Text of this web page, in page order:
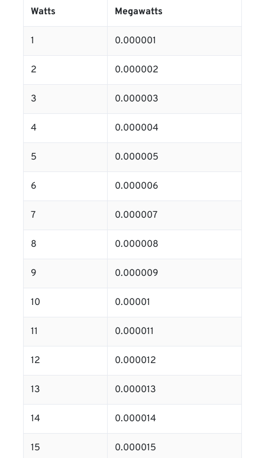
Watts Megawatts
1 0.000001
2 0.000002
3 0.000003
4 0.000004
5 0.000005
6 0.000006
7 0.000007
8 0.000008
9 0.000009
10 0.00001
11 0.000011
12 0.000012
13 0.000013
14 0.000014
15 0.000015